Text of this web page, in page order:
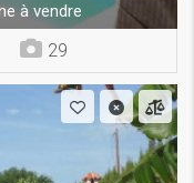
à vendre
29